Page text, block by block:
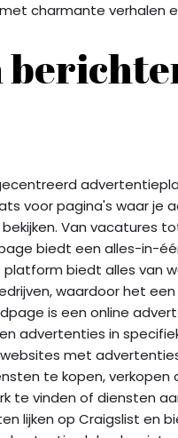
charmante verhalen
voor pagina's waar je
Van vacatures
biedt een alles-in-
platform biedt alles van
waardoor het
is een online
advertenties in
met
te kopen, verkopen
te vinden of diensten
lijken op Craigslist en